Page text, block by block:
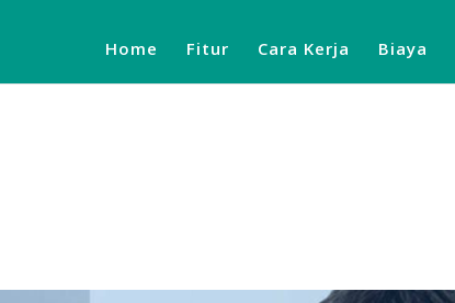
Home Fitur Cara Kerja Biaya